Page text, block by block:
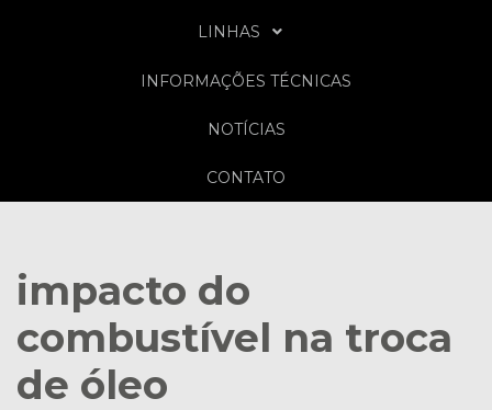
LINHAS
INFORMAÇÕES TÉCNICAS
NOTÍCIAS
CONTATO
impacto do
combustível na troca
de óleo